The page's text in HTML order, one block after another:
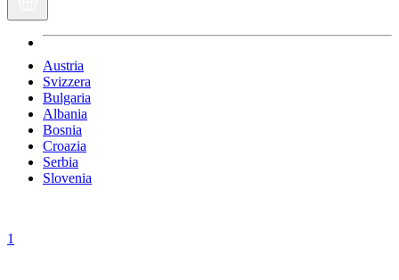
Austria
Svizzera
Bulgaria
Albania
Bosnia
Croazia
Serbia
Slovenia
1